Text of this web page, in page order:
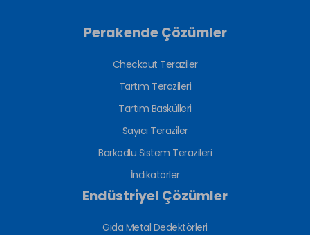
Perakende Çözümler
Checkout Teraziler
Tartım Terazileri
Tartım Baskülleri
Sayıcı Teraziler
Barkodlu Sistem Terazileri
İndikatörler
Endüstriyel Çözümler
Gıda Metal Dedektörleri